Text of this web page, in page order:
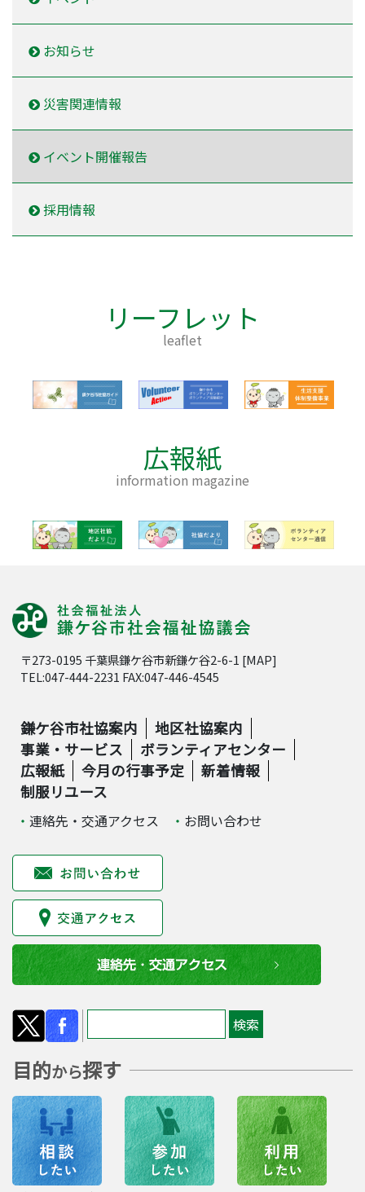
お知らせ
災害関連情報
イベント開催報告
採用情報
リーフレット
leaflet
広報紙
information magazine
〒273-0195 千葉県鎌ケ谷市新鎌ケ谷2-6-1 [MAP]
TEL:047-444-2231 FAX:047-446-4545
鎌ケ谷市社協案内
地区社協案内
事業・サービス
ボランティアセンター
広報紙
今月の行事予定
新着情報
制服リユース
連絡先・交通アクセス お問い合わせ
目的から探す